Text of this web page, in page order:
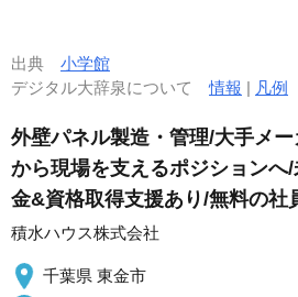
出典 小学館
デジタル大辞泉について情報 | 凡例
外壁パネル製造・管理/大手メ
から現場を支えるポジションへ
金&資格取得支援あり/無料の社
積水ハウス株式会社
千葉県 東金市